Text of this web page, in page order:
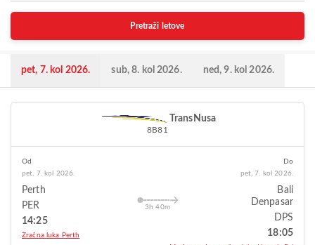
Pretraži letove
pet, 7. kol 2026. sub, 8. kol 2026. ned, 9. kol 2026.
TransNusa
8B81
Od
pet, 7. kol 2026.
Perth
PER
14:25
Zračna luka Perth
3h 40m
Do
pet, 7. kol 2026.
Bali
Denpasar
DPS
18:05